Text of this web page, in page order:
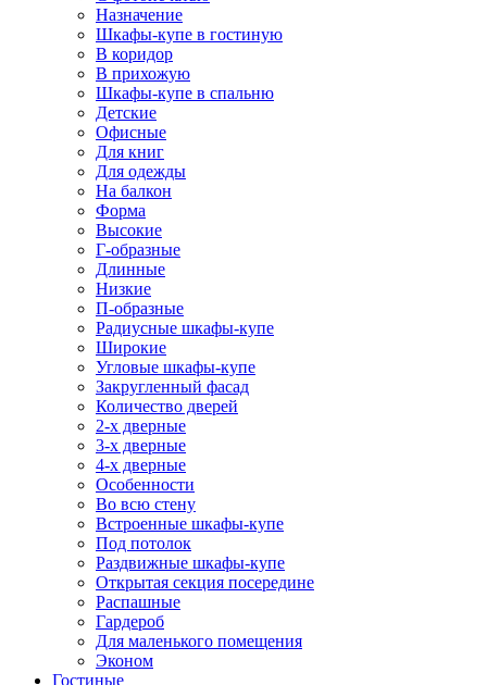
Назначение
Шкафы-купе в гостиную
В коридор
В прихожую
Шкафы-купе в спальню
Детские
Офисные
Для книг
Для одежды
На балкон
Форма
Высокие
Г-образные
Длинные
Низкие
П-образные
Радиусные шкафы-купе
Широкие
Угловые шкафы-купе
Закругленный фасад
Количество дверей
2-х дверные
3-х дверные
4-х дверные
Особенности
Во всю стену
Встроенные шкафы-купе
Под потолок
Раздвижные шкафы-купе
Открытая секция посередине
Распашные
Гардероб
Для маленького помещения
Эконом
Гостиные